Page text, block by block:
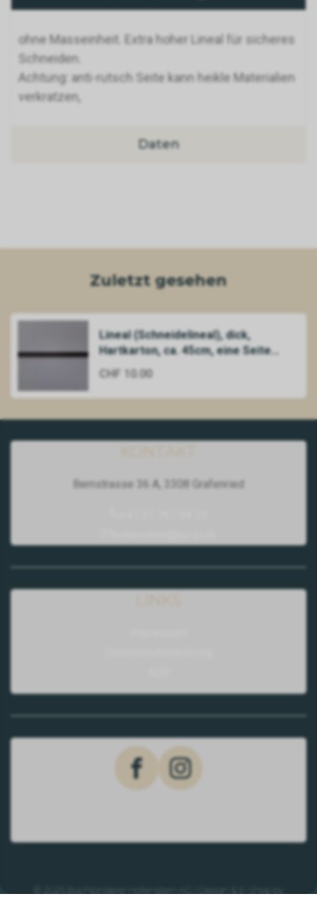
ohne Masseinheit. Extra hoher Lineal für sicheres
Schneiden.
Achtung: anti-rutsch Seite kann heikle Materialien
verkratzen,
Daten
Zuletzt gesehen
Lineal (Schneidelineal), dick,
Hartkarton, ca. 45cm, eine Seite
antirutsch,
CHF 10.00
Bernstrasse 36 A, 3308 Grafenried
© 2026 Buchbinderei Hollenstein AG | Design & E-Shop by